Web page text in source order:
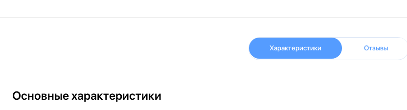
Характеристики Отзывы
Основные характеристики